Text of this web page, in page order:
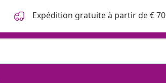
Expédition gratuite à partir de € 70